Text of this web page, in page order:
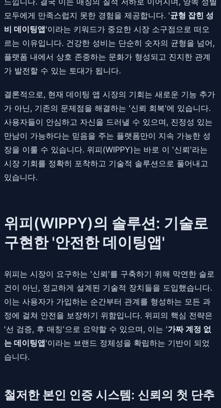
모두에게 만족스럽지 못한 경험을 제공합니다. '균형 잡힌 성
비 데이팅앱'이라는 키워드가 중요한 시장 소구점으로 떠오
르는 이유입니다. 건강한 성비는 단순히 숫자의 균형을 넘어,
플랫폼 내에서 상호 존중하는 문화가 형성되고 진지한 관계
가 발전할 수 있는 토대가 됩니다.
결론적으로, 현재 데이팅 앱 시장의 기회는 새로운 기능 추가
가 아닌, 기존의 문제점을 해결하는 '신뢰 회복'에 있습니다.
사용자들이 안심하고 자신을 드러낼 수 있으며, 진정성 있는
만남이 가능하다는 믿음을 주는 플랫폼만이 지속 가능한 성
장을 이룰 수 있습니다. 위피(WIPPY)는 바로 이 '신뢰'라는
시장 기회를 정확히 포착하고 기술적 솔루션으로 풀어내고
있습니다.
위피(WIPPY)의 솔루션: 기술로
구현한 '안전한 데이팅앱'
위피는 시장이 요구하는 '신뢰'를 구축하기 위해 막연한 슬로
건이 아닌, 정교하게 설계된 기술적 장치들을 도입했습니다.
이는 사용자가 가입하는 순간부터 관계를 형성하는 모든 과
정에 걸쳐 안전을 보장하기 위함입니다. 위피의 핵심 전략은
'선 검증, 후 매칭'으로 요약할 수 있으며, 이는 '가짜 계정 없
는 데이팅앱'이라는 브랜드 정체성을 확립하는 기반이 되었
습니다.
철저한 본인 인증 시스템: 신뢰의 첫 단추